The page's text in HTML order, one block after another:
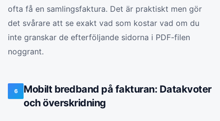
ofta få en samlingsfaktura. Det är praktiskt men gör
det svårare att se exakt vad som kostar vad om du
inte granskar de efterföljande sidorna i PDF-filen
noggrant.
6
Mobilt bredband på fakturan: Datakvoter
och överskridning